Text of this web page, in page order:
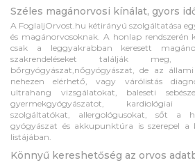
Széles magánorvosi kínálat, gyors
A FoglaljOrvost.hu kétirányú szolgáltatása
és magánorvosoknak. A honlap rendszerén
csak a leggyakrabban keresett
szakrendeléseket találják
bőrgyógyászat,nőgyógyászat, de az állami
nehezen elérhető, vagy várólistás
ultrahang vizsgálatokat, baleseti
gyermekgyógyászatot, kardiológiai
szolgáltatókat, allergológusokat, sőt a
gyógyászat és akkupunktúra is szerepel a
listájában.
Könnyű kereshetőség az orvos